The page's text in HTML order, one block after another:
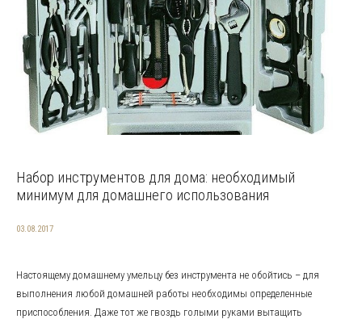
Набор инструментов для дома: необходимый
минимум для домашнего использования
03.08.2017
Настоящему домашнему умельцу без инструмента не обойтись – для
выполнения любой домашней работы необходимы определенные
приспособления. Даже тот же гвоздь голыми руками вытащить